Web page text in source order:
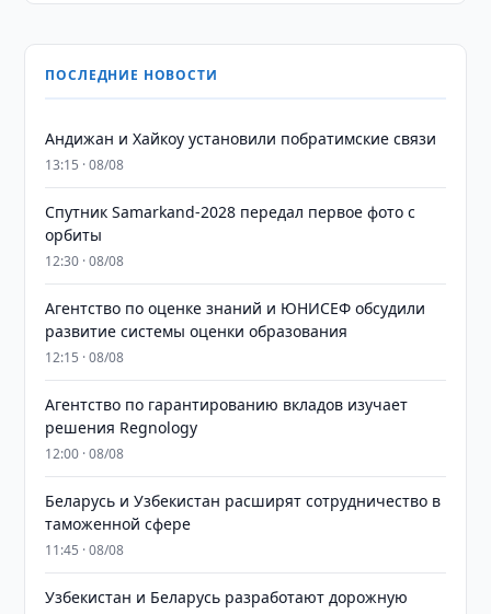
ПОСЛЕДНИЕ НОВОСТИ
Андижан и Хайкоу установили побратимские связи
13:15 · 08/08
Спутник Samarkand-2028 передал первое фото с
орбиты
12:30 · 08/08
Агентство по оценке знаний и ЮНИСЕФ обсудили
развитие системы оценки образования
12:15 · 08/08
Агентство по гарантированию вкладов изучает
решения Regnology
12:00 · 08/08
Беларусь и Узбекистан расширят сотрудничество в
таможенной сфере
11:45 · 08/08
Узбекистан и Беларусь разработают дорожную